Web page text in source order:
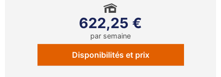
622,25 €
par semaine
Disponibilités et prix